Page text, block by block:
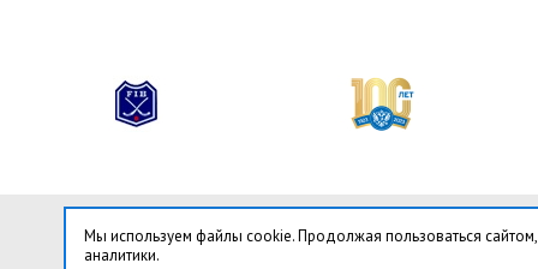
Мы используем файлы cookie. Продолжая пользоваться
аналитики.